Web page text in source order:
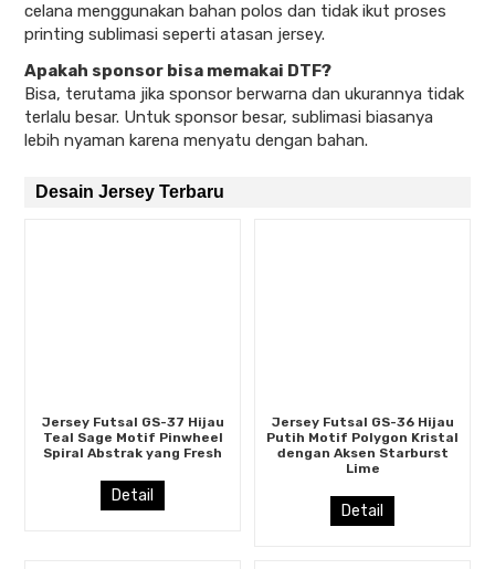
celana menggunakan bahan polos dan tidak ikut proses
printing sublimasi seperti atasan jersey.
Apakah sponsor bisa memakai DTF?
Bisa, terutama jika sponsor berwarna dan ukurannya tidak
terlalu besar. Untuk sponsor besar, sublimasi biasanya
lebih nyaman karena menyatu dengan bahan.
Desain Jersey Terbaru
Jersey Futsal GS-37 Hijau
Teal Sage Motif Pinwheel
Spiral Abstrak yang Fresh
Detail
Jersey Futsal GS-36 Hijau
Putih Motif Polygon Kristal
dengan Aksen Starburst
Lime
Detail